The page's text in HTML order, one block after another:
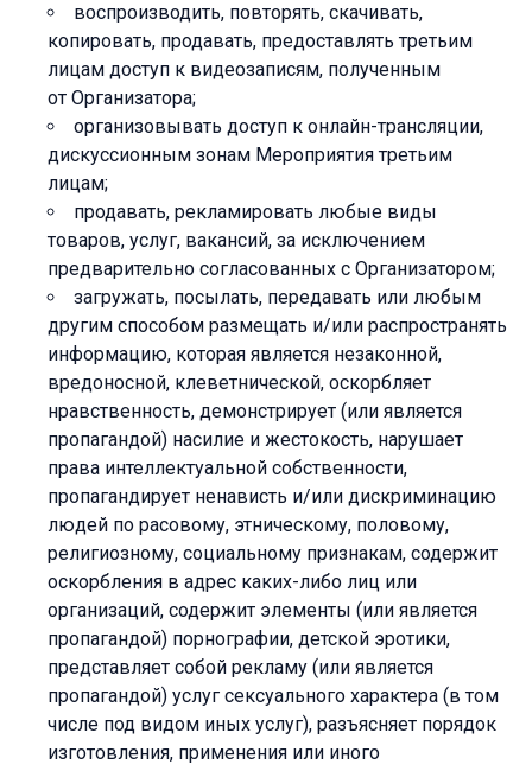
воспроизводить, повторять, скачивать,
копировать, продавать, предоставлять третьим
лицам доступ к видеозаписям, полученным
от Организатора;
организовывать доступ к онлайн-трансляции,
дискуссионным зонам Мероприятия третьим
лицам;
продавать, рекламировать любые виды
товаров, услуг, вакансий, за исключением
предварительно согласованных с Организатором;
загружать, посылать, передавать или любым
другим способом размещать и/или распространять
информацию, которая является незаконной,
вредоносной, клеветнической, оскорбляет
нравственность, демонстрирует (или является
пропагандой) насилие и жестокость, нарушает
права интеллектуальной собственности,
пропагандирует ненависть и/или дискриминацию
людей по расовому, этническому, половому,
религиозному, социальному признакам, содержит
оскорбления в адрес каких-либо лиц или
организаций, содержит элементы (или является
пропагандой) порнографии, детской эротики,
представляет собой рекламу (или является
пропагандой) услуг сексуального характера (в том
числе под видом иных услуг), разъясняет порядок
изготовления, применения или иного